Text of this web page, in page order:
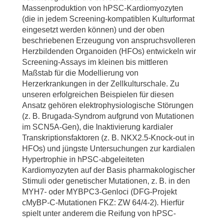
Gergana Dobreva (Anatomy and Developmental
Biology Medical Faculty Mannheim, Heidelberg)
Herzformende Organoide:
Simone Liebscher, Katja Schenke-Layland (Eberhard-
Karls-Universität Tübingen)
Jan Hegermann (MHH)
Lena Nolte, Heiko Meyer (Laser Zentrum Hannover)
Jeanne de la Roche, Stefan Thiemann, Christian
Wahl-Schott (MHH)
Stefan Kalies, Alexander Heisterkamp (Leibniz
Universität Hannover)
LaVision BioTec (Bielefeld)/ Miltenyi Biotec (Bergisch-
Gladbach)
Lothar Koch, Boris Chichkov (Leibniz Universität
Hannover)
Franke A, Teske J, Shivaraj A, de la Roche J, Fischer
M, Lange L, Schambach A, Drakhlis L, Zweigerdt R.
Blood-generating heart-forming organoids
recapitulate co-development of the human
haematopoietic system and the embryonic heart. Nat
Cell Biol. 2024: 1984-1996. 10.1038/s41556-024-
01526-4.
Bolesani E, Bornhorst D, Iyer LM, Zawada D, Friese
N, Morgan M, Lange L, Gonzalez DM, Schrode N,
Leffler A, Wunder J, Franke A, Drakhlis L, Sebra R,
Schambach A, Goedel A, Dubois NC, Dobreva G,
Moretti A, Zelaráyan LC, Abdelilah-Seyfried S,
Zweigerdt R. Transient stabilization of human
cardiovascular progenitor cells from human
pluripotent stem cells in vitro reflects stage-specific
heart development in vivo. Cardiovasc Res.: 1295-
1311. 10.1093/cvr/cvae118.
Drakhlis L, Zweigerdt R. Heart in a dish - choosing the
right in vitro model. Did Model Mech 2023: 16.
Massenproduktion von hPSC-Kardiomyozyten
(die in jedem Screening-kompatiblen Kulturformat
eingesetzt werden können) und der oben
beschriebenen Erzeugung von anspruchsvolleren
Herzbildenden Organoiden (HFOs) entwickeln wir
Screening-Assays im kleinen bis mittleren
Maßstab für die Modellierung von
Herzerkrankungen in der Zellkulturschale. Zu
unseren erfolgreichen Beispielen für diesen
Ansatz gehören elektrophysiologische Störungen
(z. B. Brugada-Syndrom aufgrund von Mutationen
im SCN5A-Gen), die Inaktivierung kardialer
Transkriptionsfaktoren (z. B. NKX2.5-Knock-out in
HFOs) und jüngste Untersuchungen zur kardialen
Hypertrophie in hPSC-abgeleiteten
Kardiomyozyten auf der Basis pharmakologischer
Stimuli oder genetischer Mutationen, z. B. in den
MYH7- oder MYBPC3-Genloci (DFG-Projekt
cMyBP-C-Mutationen FKZ: ZW 64/4-2). Hierfür
spielt unter anderem die Reifung von hPSC-